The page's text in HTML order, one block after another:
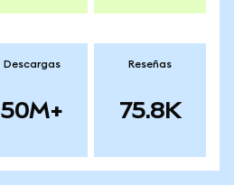
Descargas
50M+
Reseñas
75.8K